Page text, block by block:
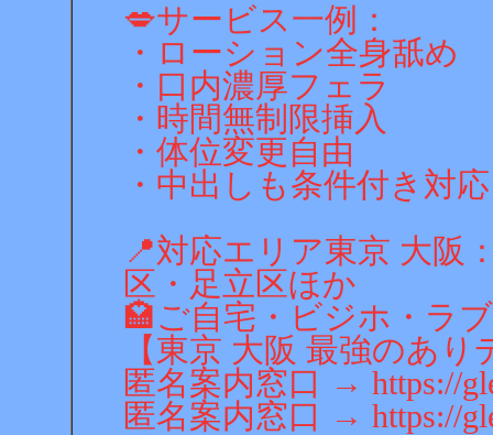
💋サービス一例：
・ローション全身舐め
・口内濃厚フェラ
・時間無制限挿入
・体位変更自由
・中出しも条件付き対応
📍対応エリア東京 大阪
区・足立区ほか
🏩ご自宅・ビジホ・ラ
【東京 大阪 最強のあ
匿名案内窓口 → https://
匿名案内窓口 → https://